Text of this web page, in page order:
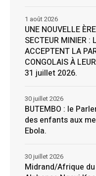
UNE NOUVELLE
SECTEUR MINIER :
ACCEPTENT LA
CONGOLAIS À
31 juillet 2026.
1 août 2026
BUTEMBO : le
des enfants aux
Ebola.
30 juillet 2026
Midrand/Afrique
30 juillet 2026